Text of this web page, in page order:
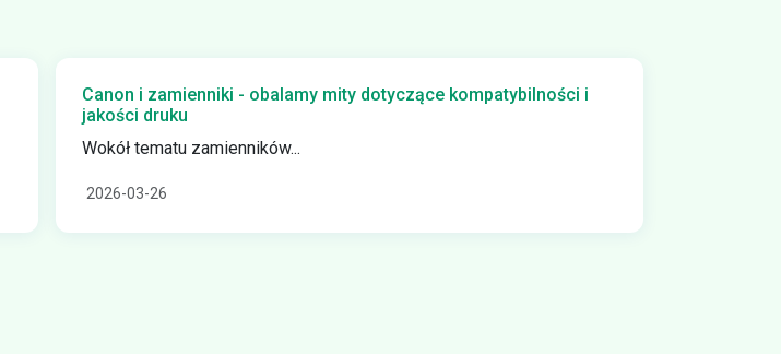
Canon i zamienniki - obalamy mity dotyczące kompatybilności i
jakości druku
Wokół tematu zamienników...
2026-03-26